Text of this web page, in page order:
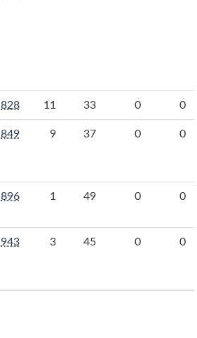
828 11 33 0 0
849 9 37 0 0
896 1 49 0 0
943 3 45 0 0